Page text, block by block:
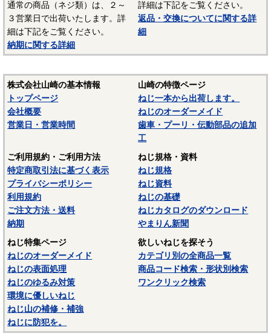
通常の商品（ネジ類）は、２～
３営業日で出荷いたします。詳
細は下記をご覧ください。
納期に関する詳細
詳細は下記をご覧ください。
返品・交換についてに関する詳
細
株式会社山崎の基本情報
トップページ
会社概要
営業日・営業時間
山崎の特徴ページ
ねじ一本から出荷します。
ねじのオーダーメイド
歯車・プーリ・伝動部品の追加
工
ご利用規約・ご利用方法
特定商取引法に基づく表示
プライバシーポリシー
利用規約
ご注文方法・送料
納期
ねじ規格・資料
ねじ規格
ねじ資料
ねじの基礎
ねじカタログのダウンロード
やまりん新聞
ねじ特集ページ
ねじのオーダーメイド
ねじの表面処理
ねじのゆるみ対策
環境に優しいねじ
ねじ山の補修・補強
ねじに防犯を。
欲しいねじを探そう
カテゴリ別の全商品一覧
商品コード検索・形状別検索
ワンクリック検索